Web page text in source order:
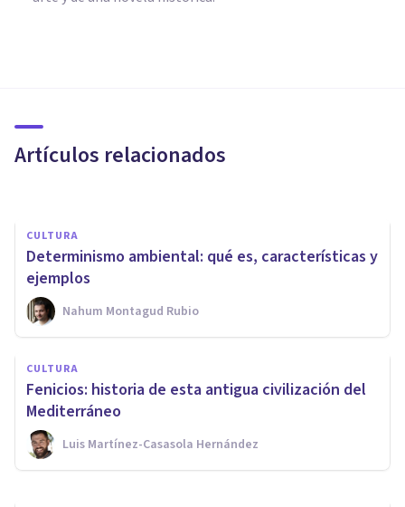
Artículos relacionados
filosófica?
CULTURA
Determinismo ambiental: qué es, características y
ejemplos
Nahum Montagud Rubio
CULTURA
Fenicios: historia de esta antigua civilización del
Mediterráneo
Luis Martínez-Casasola Hernández
¿Qué es la Politología y qué
estudia?
Izzat Haykal